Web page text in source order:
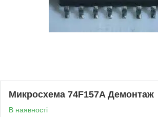
Микросхема 74F157A Демонтаж
В наявності